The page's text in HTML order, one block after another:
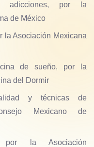
adicciones, por la
de México
la Asociación Mexicana
de sueño, por la
del Dormir
y técnicas de
Mexicano de
por la Asociación